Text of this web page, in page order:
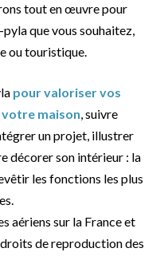
tout en œuvre pour
que vous souhaitez,
ou touristique.
pour valoriser vos
maison, suivre
un projet, illustrer
décorer son intérieur : la
les fonctions les plus
aériens sur la France et
de reproduction des